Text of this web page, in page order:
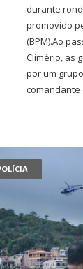
durante
promovido
(BPM).Ao
Climério, as
por um
comandante